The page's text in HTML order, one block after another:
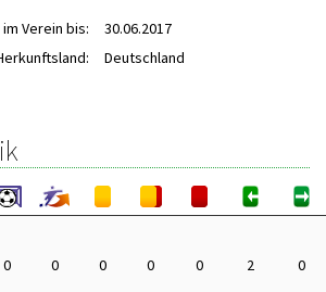
im Verein bis:
30.06.2017
Deutschland
0 0 0 0 0 2
0